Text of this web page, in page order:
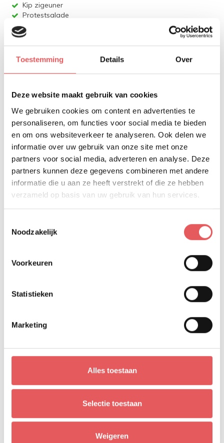
Toestemming Details Over
Deze website maakt gebruik van cookies
We gebruiken cookies om content en advertenties te
personaliseren, om functies voor social media te bieden
en om ons websiteverkeer te analyseren. Ook delen we
informatie over uw gebruik van onze site met onze
partners voor social media, adverteren en analyse. Deze
partners kunnen deze gegevens combineren met andere
informatie die u aan ze heeft verstrekt of die ze hebben
verzameld op basis van uw gebruik van hun services.
Noodzakelijk
Voorkeuren
Statistieken
Marketing
Alles toestaan
Selectie toestaan
Weigeren
Kip zigeuner
Protestsalade
Gevogelte
kipfilet
kipspiesjes
Kalkoenschnitzel
gemarineerde kipfilet
Gehaktproducten
gemengd gehakt varken/rund
gehakt kalf/varken
dunne worst
dikke worst
rundburger
américain natuur
slavink
kalfsburger
Varkensvlees
varkenshaasje
vleesribben
ruggebraad
Pita